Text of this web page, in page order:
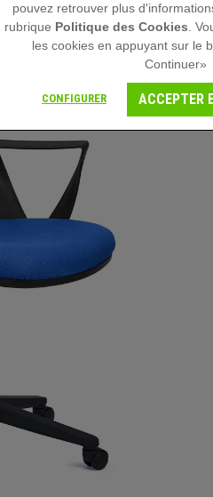
pouvez retrouver plus
rubrique Politique des Cookies .
les cookies en appuyant sur le
Continuer»
CONFIGURER ACCEPTER